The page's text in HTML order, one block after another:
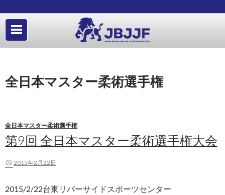
全日本マスター柔術選手権
全日本マスター柔術選手権
第9回 全日本マスター柔術選手権大会
2015年2月22日
2015/2/22台東リバーサイドスポーツセンター